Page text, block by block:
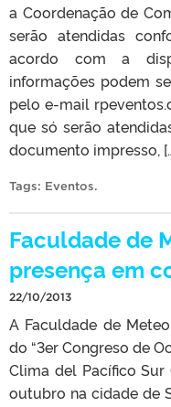
a Coordenação de
serão atendidas
acordo com a
informações podem
pelo e-mail
que só serão
documento impresso,
Tags: Eventos.
Faculdade de
presença em
22/10/2013
A Faculdade de
do “3er Congreso de
Clima del Pacífico Sur
outubro na cidade de